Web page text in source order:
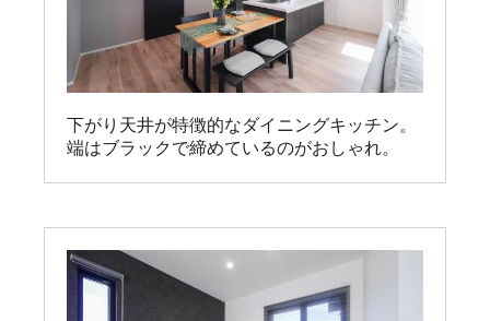
下がり天井が特徴的なダイニングキッチン。
端はブラックで締めているのがおしゃれ。